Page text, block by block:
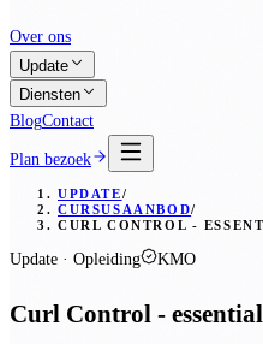
Over ons
Update
Diensten
BlogContact
Plan bezoek
UPDATE/
CURSUSAANBOD/
CURL CONTROL -
Update · Opleiding KMO
Curl Control -